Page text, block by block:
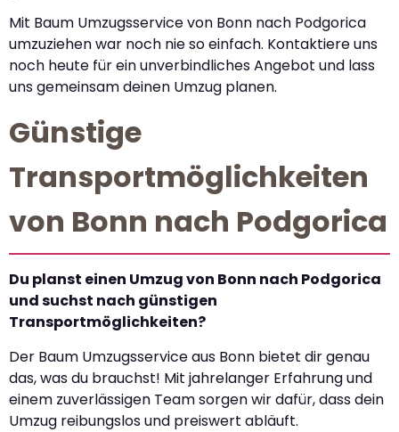
Mit Baum Umzugsservice von Bonn nach Podgorica
umzuziehen war noch nie so einfach. Kontaktiere uns
noch heute für ein unverbindliches Angebot und lass
uns gemeinsam deinen Umzug planen.
Günstige
Transportmöglichkeiten
von Bonn nach Podgorica
Du planst einen Umzug von Bonn nach Podgorica
und suchst nach günstigen
Transportmöglichkeiten?
Der Baum Umzugsservice aus Bonn bietet dir genau
das, was du brauchst! Mit jahrelanger Erfahrung und
einem zuverlässigen Team sorgen wir dafür, dass dein
Umzug reibungslos und preiswert abläuft.